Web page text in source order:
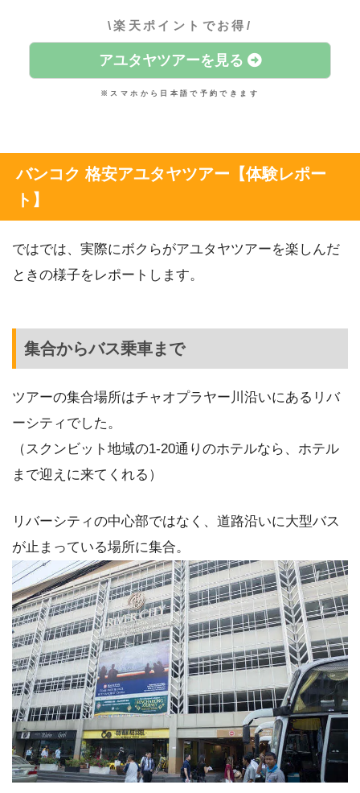
\楽天ポイントでお得/
アユタヤツアーを見る
※スマホから日本語で予約できます
バンコク 格安アユタヤツアー【体験レポー
ト】
ではでは、実際にボクらがアユタヤツアーを楽しんだ
ときの様子をレポートします。
集合からバス乗車まで
ツアーの集合場所はチャオプラヤー川沿いにあるリバ
ーシティでした。
（スクンビット地域の1-20通りのホテルなら、ホテル
まで迎えに来てくれる）
リバーシティの中心部ではなく、道路沿いに大型バス
が止まっている場所に集合。